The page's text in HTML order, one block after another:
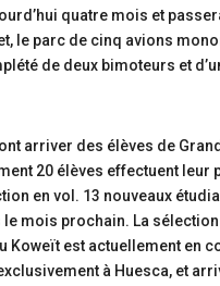
quatre mois et
le parc de cinq avions
de deux bimoteurs et
arriver des élèves de
20 élèves effectuent leur
en vol. 13 nouveaux
le mois prochain. La
Koweït est actuellement en
à Huesca, et